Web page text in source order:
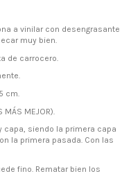
a vinilar con desengrasante
muy bien.
de carrocero.
cm.
MEJOR).
capa, siendo la primera capa
la primera pasada. Con las
fino. Rematar bien los